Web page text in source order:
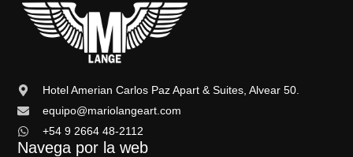
Hotel Amerian Carlos Paz Apart & Suites, Alvear 50.
equipo@mariolangeart.com
+54 9 2664 48-2112
Navega por la web